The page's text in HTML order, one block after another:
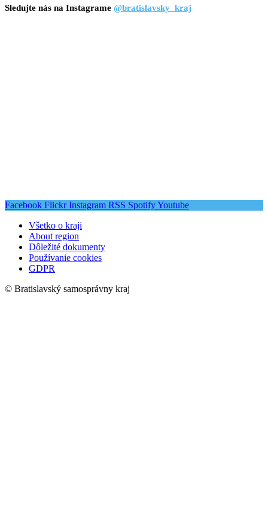
Sledujte nás na Instagrame @bratislavsky_kraj
Facebook Flickr Instagram RSS SpotifyYoutube
Všetko o kraji
About region
Dôležité dokumenty
Používanie cookies
GDPR
© Bratislavský samosprávny kraj